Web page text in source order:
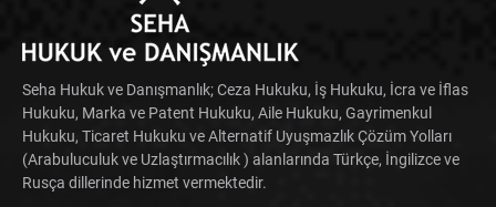
Seha Hukuk ve Danışmanlık; Ceza Hukuku, İş Hukuku, İcra ve İflas
Hukuku, Marka ve Patent Hukuku, Aile Hukuku, Gayrimenkul
Hukuku, Ticaret Hukuku ve Alternatif Uyuşmazlık Çözüm Yolları
(Arabuluculuk ve Uzlaştırmacılık ) alanlarında Türkçe, İngilizce ve
Rusça dillerinde hizmet vermektedir.